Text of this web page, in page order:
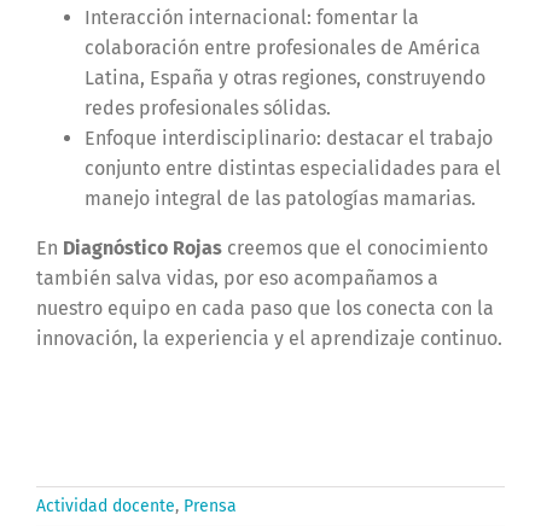
Interacción internacional: fomentar la
colaboración entre profesionales de América
Latina, España y otras regiones, construyendo
redes profesionales sólidas.
Enfoque interdisciplinario: destacar el trabajo
conjunto entre distintas especialidades para el
manejo integral de las patologías mamarias.
En Diagnóstico Rojas creemos que el conocimiento
también salva vidas, por eso acompañamos a
nuestro equipo en cada paso que los conecta con la
innovación, la experiencia y el aprendizaje continuo.
Actividad docente, Prensa